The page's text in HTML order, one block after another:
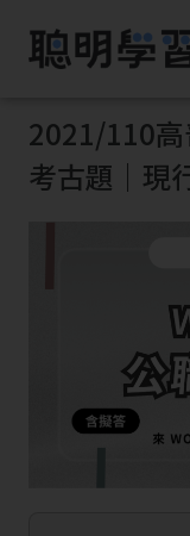
2021/110高
考古題｜現